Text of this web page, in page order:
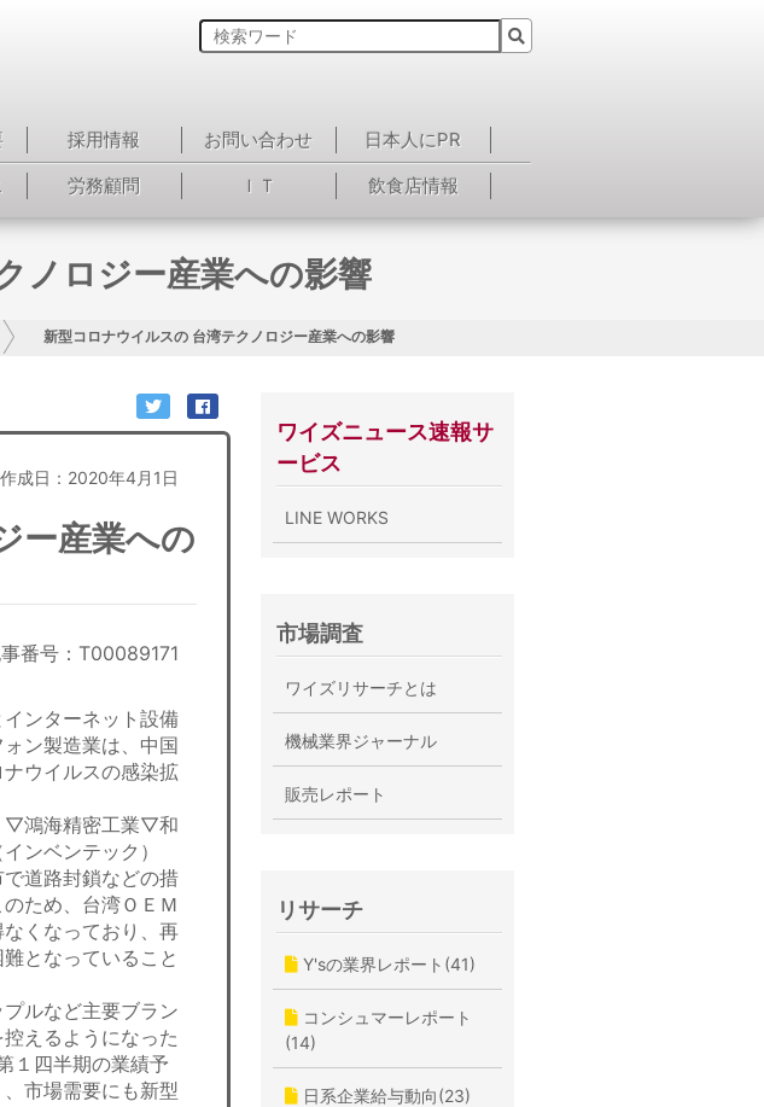
採用情報 お問い合わせ
日本人にPR
労務顧問 ＩＴ 飲食店情報
ノロジー産業への影響
新型コロナウイルスの 台湾テクノロジー産業への影響
作成日：2020年4月1日
ー産業への
番号：T00089171
ンターネット設備
ン製造業は、中国
ウイルスの感染拡
▽鴻海精密工業▽和
ンベンテック）
道路封鎖などの措
ため、台湾ＯＥＭ
くなっており、再
となっていること
ルなど主要ブラン
えるようになった
１四半期の業績予
市場需要にも新型
ワイズニュース速報サ
ービス
LINE WORKS
市場調査
ワイズリサーチとは
機械業界ジャーナル
販売レポート
リサーチ
Y'sの業界レポート(41)
コンシュマーレポート
(14)
日系企業給与動向(23)